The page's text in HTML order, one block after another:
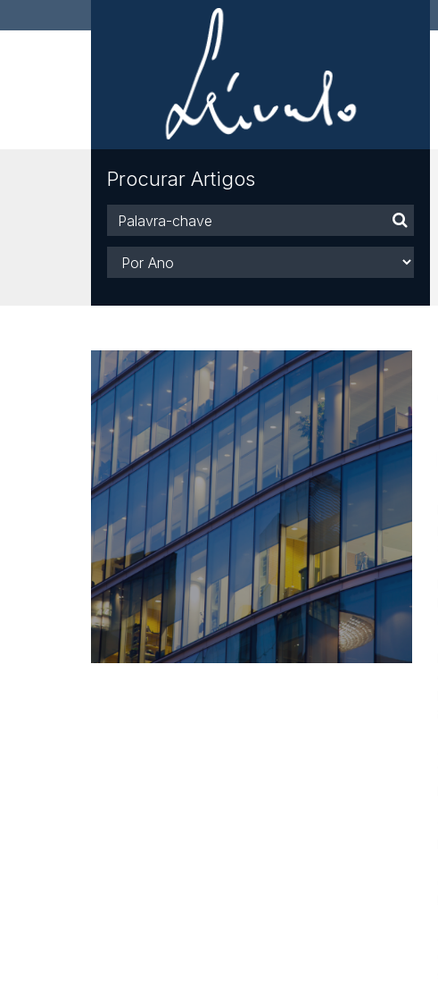
Procurar Artigos
Palavra-
chave
Ano